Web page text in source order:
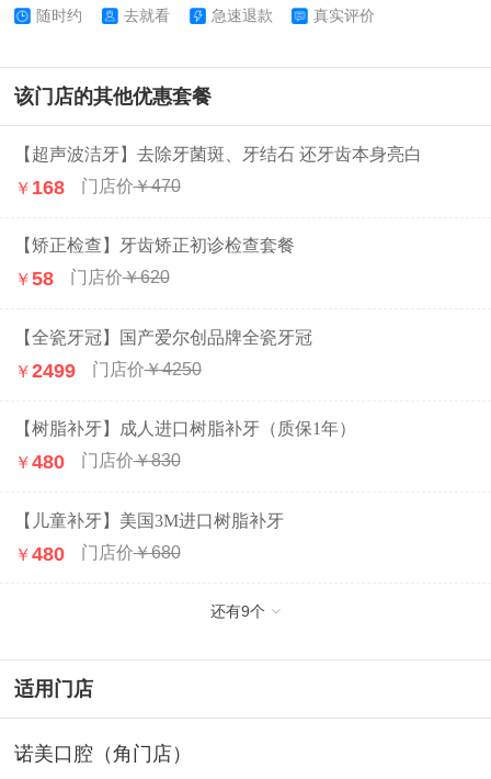
随时约 去就看 急速退款 真实评价
该门店的其他优惠套餐
【超声波洁牙】去除牙菌斑、牙结石 还牙齿本身亮白
￥ 168 ￥470
【矫正检查】牙齿矫正初诊检查套餐
￥58 ￥620
【全瓷牙冠】国产爱尔创品牌全瓷牙冠
￥2499 ￥4250
【树脂补牙】成人进口树脂补牙（质保1年）
￥480 ￥830
【儿童补牙】美国3M进口树脂补牙
￥480 ￥680
还有9个
适用门店
诺美口腔（角门店）